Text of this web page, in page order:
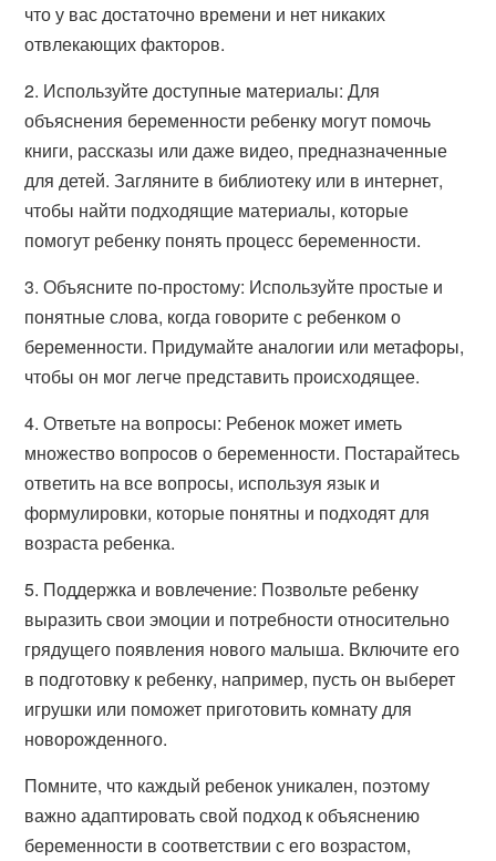
что у вас достаточно времени и нет никаких
отвлекающих факторов.
2. Используйте доступные материалы: Для
объяснения беременности ребенку могут помочь
книги, рассказы или даже видео, предназначенные
для детей. Загляните в библиотеку или в интернет,
чтобы найти подходящие материалы, которые
помогут ребенку понять процесс беременности.
3. Объясните по-простому: Используйте простые и
понятные слова, когда говорите с ребенком о
беременности. Придумайте аналогии или метафоры,
чтобы он мог легче представить происходящее.
4. Ответьте на вопросы: Ребенок может иметь
множество вопросов о беременности. Постарайтесь
ответить на все вопросы, используя язык и
формулировки, которые понятны и подходят для
возраста ребенка.
5. Поддержка и вовлечение: Позвольте ребенку
выразить свои эмоции и потребности относительно
грядущего появления нового малыша. Включите его
в подготовку к ребенку, например, пусть он выберет
игрушки или поможет приготовить комнату для
новорожденного.
Помните, что каждый ребенок уникален, поэтому
важно адаптировать свой подход к объяснению
беременности в соответствии с его возрастом,